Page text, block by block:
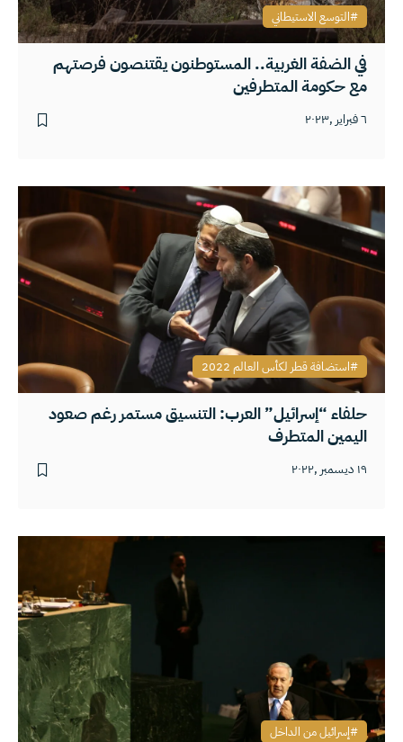
في الضفة الغربية.. المستوطنون يقتنصون فرصتهم
مع حكومة المتطرفين
٦ فبراير ,٢٠٢٣
التوسع الاستيطاني
حلفاء “إسرائيل” العرب: التنسيق مستمر رغم صعود
اليمين المتطرف
١٩ ديسمبر ,٢٠٢٢
استضافة قطر لكأس العالم 2022
إسرائيل من الداخل